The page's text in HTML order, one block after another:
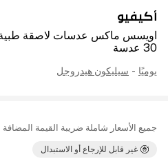
أكيفيو
اويسس ماكس عدسات لاصقة طبية
30 عدسة
يوميًا - سيليكون هيدروجل
جميع الأسعار شاملة ضريبة القيمة المضافة
غير قابل للإرجاع أو الاستبدال